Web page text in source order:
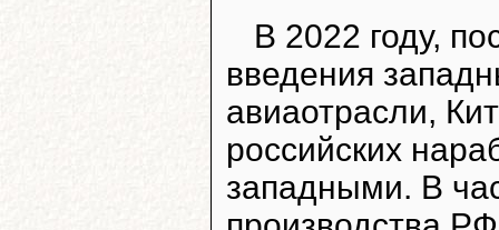
В 2022 году,
введения
авиаотрасли,
российских
западными. В